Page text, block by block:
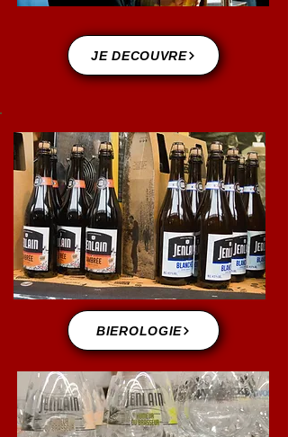
JE DECOUVRE
BIEROLOGIE